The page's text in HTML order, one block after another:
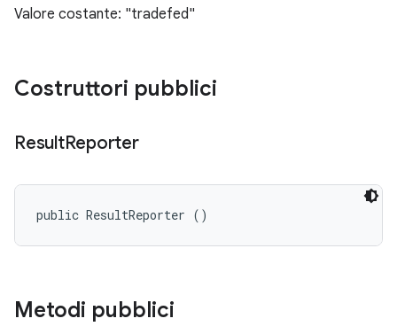
Valore costante: "tradefed"
Costruttori pubblici
ResultReporter
public ResultReporter ()
Metodi pubblici